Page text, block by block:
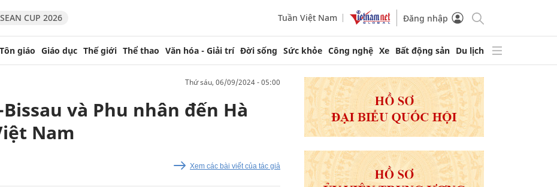
CUP 2026 Tuần Việt Nam Đăng nhập
giáo Giáo dục Thế giới Thể thao Văn hóa - Giải trí Đời sống Sức khỏe Công nghệ Xe Bất động sản Du lịch
thứ sáu, 06/09/2024 - 05:00
và Phu nhân đến Hà
Nam
Xem các bài viết của tác giả